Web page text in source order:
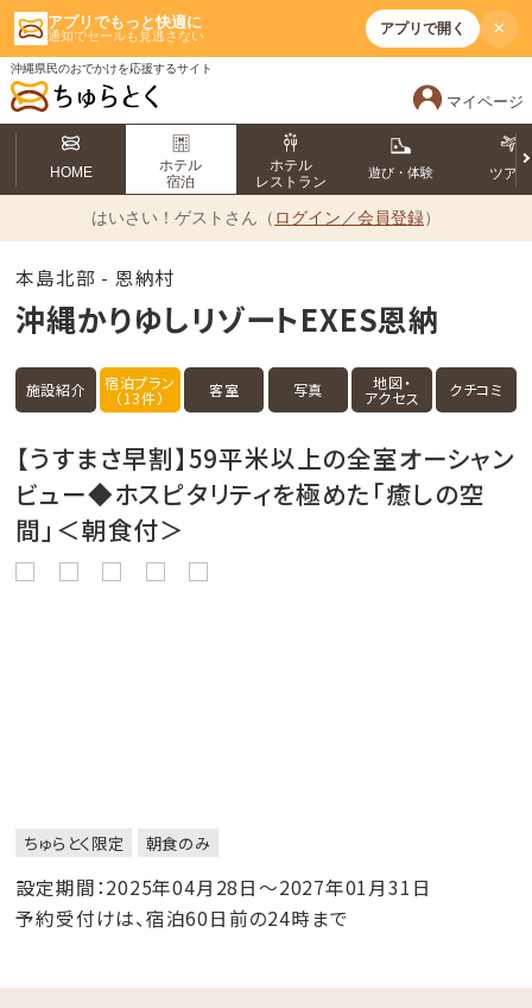
アプリでもっと快適に
通知でセールも見逃さない アプリで開く ×
沖縄県民のおでかけを応援するサイト
マイページ
HOME
ホテル
宿泊
ホテル
レストラン
遊び・体験 ツアー
はいさい！ ゲストさん（ ログイン／会員登録）
本島北部 - 恩納村
沖縄かりゆしリゾートEXES恩納
施設紹介 宿泊プラン
（13件） 客室 写真 地図・
アクセス クチコミ
【うすまさ早割】59平米以上の全室オーシャン
ビュー◆ホスピタリティを極めた「癒しの空
間」＜朝食付＞
ちゅらとく限定 朝食のみ
設定期間：2025年04月28日～2027年01月31日
予約受付けは、宿泊60日前の24時まで